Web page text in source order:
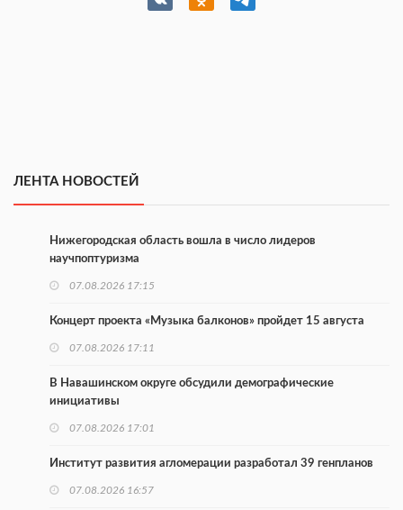
ЛЕНТА НОВОСТЕЙ
Нижегородская область вошла в число лидеров
научпоптуризма
07.08.2026 17:15
Концерт проекта «Музыка балконов» пройдет 15 августа
07.08.2026 17:11
В Навашинском округе обсудили демографические
инициативы
07.08.2026 17:01
Институт развития агломерации разработал 39 генпланов
07.08.2026 16:57